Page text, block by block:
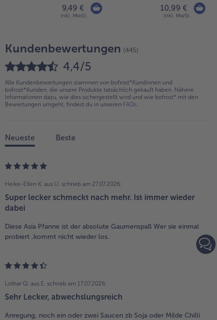
9,49 €
inkl. MwSt.
10,99 €
inkl. MwSt.
Kundenbewertungen (445)
4,4/5
Alle Kundenbewertungen stammen von bofrost*Kundinnen und
bofrost*Kunden, die unsere Produkte tatsächlich gekauft haben. Nähere
Informationen dazu, wie dies sichergestellt wird und wie bofrost* mit den
Bewertungen umgeht, findest du in unseren FAQs.
Neueste Beste
Heike-Ellen K. aus U. schrieb am 27.07.2026:
Super lecker schmeckt nach mehr. Ist immer wieder
dabei
Diese Asia Pfanne ist der absolute Gaumenspaß Wer sie einmal
probiert ,kommt nicht wieder los.
Lothar Q. aus E. schrieb am 17.07.2026:
Sehr Lecker, abwechslungsreich
Anregung, noch ein oder zwei Saucen zb Soja oder Milde Chilli